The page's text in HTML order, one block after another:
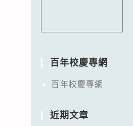
百年校慶專網
百年校慶專網
近期文章